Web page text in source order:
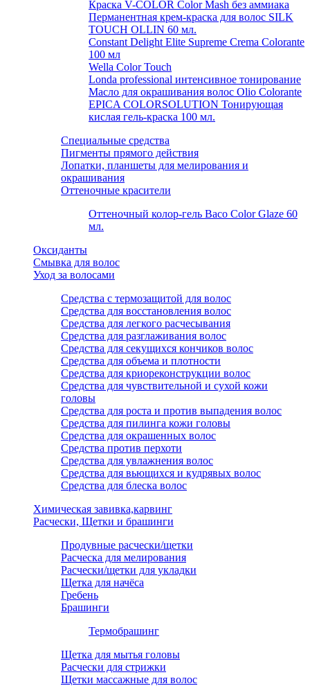
Краска V-COLOR Color Mash без аммиака
Перманентная крем-краска для волос SILK
TOUCH OLLIN 60 мл.
Constant Delight Elite Supreme Crema Colorante
100 мл
Wella Color Touch
Londa professional интенсивное тонирование
Масло для окрашивания волос Olio Colorante
EPICA COLORSOLUTION Тонирующая
кислая гель-краска 100 мл.
Специальные средства
Пигменты прямого действия
Лопатки, планшеты для мелирования и
окрашивания
Оттеночные красители
Оттеночный колор-гель Baco Color Glaze 60
мл.
Оксиданты
Смывка для волос
Уход за волосами
Средства с термозащитой для волос
Средства для восстановления волос
Средства для легкого расчесывания
Средства для разглаживания волос
Средства для секущихся кончиков волос
Средства для объема и плотности
Средства для криореконструкции волос
Средства для чувствительной и сухой кожи
головы
Средства для роста и против выпадения волос
Средства для пилинга кожи головы
Средства для окрашенных волос
Средства против перхоти
Средства для увлажнения волос
Средства для вьющихся и кудрявых волос
Средства для блеска волос
Химическая завивка,карвинг
Расчески, Щетки и брашинги
Продувные расчески/щетки
Расческа для мелирования
Расчески/щетки для укладки
Щетка для начёса
Гребень
Брашинги
Термобрашинг
Щетка для мытья головы
Расчески для стрижки
Щетки массажные для волос